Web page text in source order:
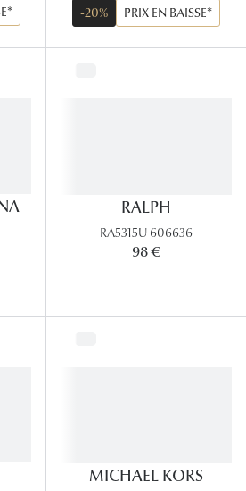
-20%
PRIX EN BAISSE*
RALPH
RA5315U 606636
98 €
MICHAEL KORS